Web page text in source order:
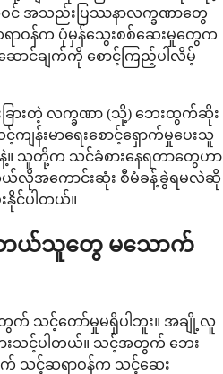
အဝင် အသည်းပြဿနာလက္ခဏာတွေ
ရာဝန်က ပုံမှန်သွေးစစ်ဆေးမှုတွေက
င်ချက်ကို စောင့်ကြည့်ပါလိမ့်
ခြားတဲ့ လက္ခဏာ (သို့) ဘေးထွက်ဆိုး
ျန်းမာရေးစောင့်ရှောက်မှုပေးသူ
သူတို့က သင်ခံစားနေရတာတွေဟာ
ယ်လိုအကောင်းဆုံး စီမံခန့်ခွဲရမလဲဆို
နိုင်ပါတယ်။
ကို ဘယ်သူတွေ မသောက်
အတွက် သင့်တော်မှုမရှိပါဘူး။ အချို့လူ
းသင့်ပါတယ်။ သင့်အတွက် ဘေး
က် သင့်ဆရာဝန်က သင့်ဆေး